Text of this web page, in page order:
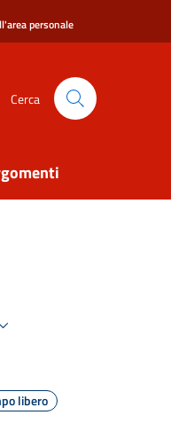
personale
Cerca
libero